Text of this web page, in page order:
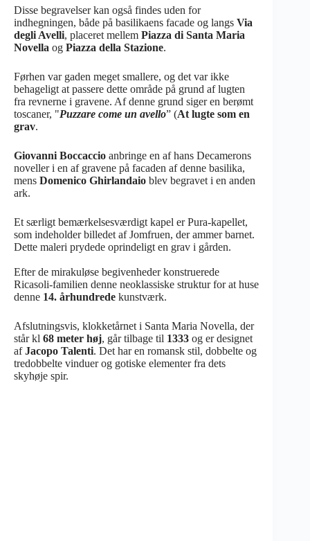
Disse begravelser kan også findes uden for
indhegningen, både på basilikaens facade og langs Via
degli Avelli, placeret mellem Piazza di Santa Maria
Novella og Piazza della Stazione.
Førhen var gaden meget smallere, og det var ikke
behageligt at passere dette område på grund af lugten
fra revnerne i gravene. Af denne grund siger en berømt
toscaner, "Puzzare come un avello” (At lugte som en
grav.
Giovanni Boccaccio anbringe en af hans Decamerons
noveller i en af gravene på facaden af denne basilika,
mens Domenico Ghirlandaio blev begravet i en anden
ark.
Et særligt bemærkelsesværdigt kapel er Pura-kapellet,
som indeholder billedet af Jomfruen, der ammer barnet.
Dette maleri prydede oprindeligt en grav i gården.
Efter de mirakuløse begivenheder konstruerede
Ricasoli-familien denne neoklassiske struktur for at huse
denne 14. århundrede kunstværk.
Afslutningsvis, klokketårnet i Santa Maria Novella, der
står kl 68 meter høj, går tilbage til 1333 og er designet
afJacopo Talenti. Det har en romansk stil, dobbelte og
tredobbelte vinduer og gotiske elementer fra dets
skyhøje spir.